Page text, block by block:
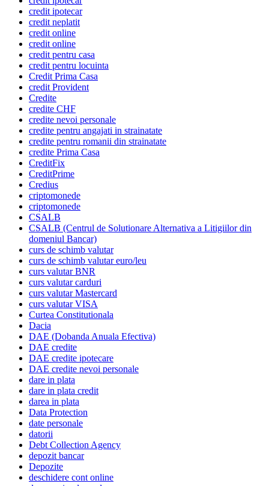
credit ipotecar
credit neplatit
credit online
credit online
credit pentru casa
credit pentru locuinta
Credit Prima Casa
credit Provident
Credite
credite CHF
credite nevoi personale
credite pentru angajati in strainatate
credite pentru romanii din strainatate
credite Prima Casa
CreditFix
CreditPrime
Credius
criptomonede
criptomonede
CSALB
CSALB (Centrul de Solutionare Alternativa a Litigiilor din
domeniul Bancar)
curs de schimb valutar
curs de schimb valutar euro/leu
curs valutar BNR
curs valutar carduri
curs valutar Mastercard
curs valutar VISA
Curtea Constitutionala
Dacia
DAE (Dobanda Anuala Efectiva)
DAE credite
DAE credite ipotecare
DAE credite nevoi personale
dare in plata
dare in plata credit
darea in plata
Data Protection
date personale
datorii
Debt Collection Agency
depozit bancar
Depozite
deschidere cont online